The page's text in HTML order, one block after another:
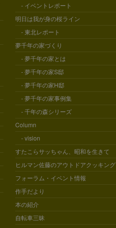
- イベントレポート
明日は我が身の桜ライン
- 東北レポート
夢千年の家づくり
- 夢千年の家とは
- 夢千年の家S邸
- 夢千年の家H邸
- 夢千年の家事例集
- 千年の森シリーズ
Column
- vision
すたこらサッちゃん、昭和を生きて
ヒルマン佐藤のアウトドアクッキング
フォーラム・イベント情報
作手だより
本の紹介
自転車三昧